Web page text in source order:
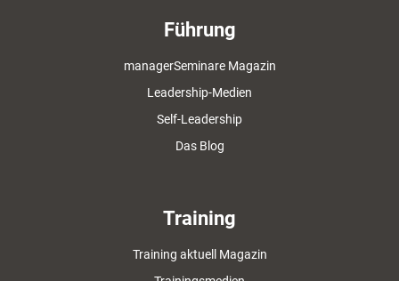
Führung
managerSeminare Magazin
Leadership-Medien
Self-Leadership
Das Blog
Training
Training aktuell Magazin